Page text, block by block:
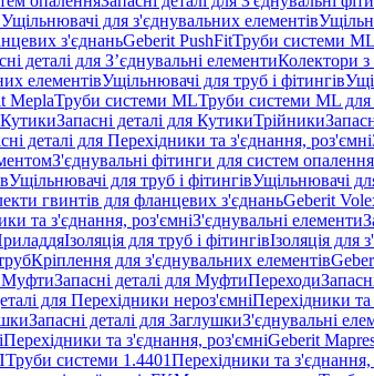
Ущільнювачі для з'єднувальних елементів
з'єднаньGeberit PushFitТруби системи ML
деталі для З’єднувальні елементиКолектори з
елементівУщільнювачі для труб і фітингів
MeplaТруби системи MLТруби системи ML для
КутикиЗапасні деталі для КутикиТрійники
деталі для Перехідники та з'єднання, роз'ємні
З'єднувальні фітинги для систем опалення
Ущільнювачі для труб і фітингівУщільнювачі
гвинтів для фланцевих з'єднаньGeberit
та з'єднання, роз'ємніЗ'єднувальні елементи
Ізоляція для труб і фітингівІзоляція для
Кріплення для з'єднувальних елементів
МуфтиЗапасні деталі для МуфтиПереходи
для Перехідники нероз'ємніПерехідники та
Запасні деталі для ЗаглушкиЗ'єднувальні
Перехідники та з'єднання, роз'ємніGeberit
Труби системи 1.4401Перехідники та з'єднання,